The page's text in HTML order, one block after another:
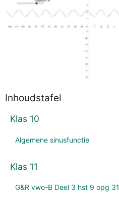
Inhoudstafel
Klas 10
Algemene sinusfunctie
Klas 11
G&R vwo-B Deel 3 hst 9 opg 31